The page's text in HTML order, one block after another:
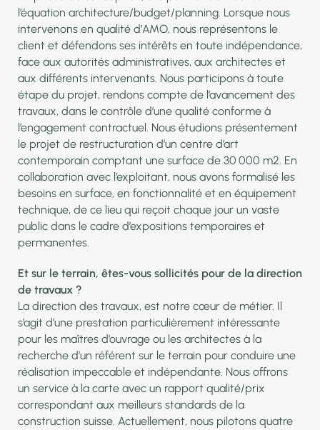
l’équation architecture/budget/planning. Lorsque nous
intervenons en qualité d’AMO, nous représentons le
client et défendons ses intérêts en toute indépendance,
face aux autorités administratives, aux architectes et
aux différents intervenants. Nous participons à toute
étape du projet, rendons compte de l’avancement des
travaux, dans le contrôle d’une qualité conforme à
l’engagement contractuel. Nous étudions présentement
le projet de restructuration d’un centre d’art
contemporain comptant une surface de 30 000 m2. En
collaboration avec l’exploitant, nous avons formalisé les
besoins en surface, en fonctionnalité et en équipement
technique, de ce lieu qui reçoit chaque jour un vaste
public dans le cadre d’expositions temporaires et
permanentes.
Et sur le terrain, êtes-vous sollicités pour de la direction
de travaux ?
La direction des travaux, est notre cœur de métier. Il
s’agit d’une prestation particulièrement intéressante
pour les maîtres d’ouvrage ou les architectes à la
recherche d’un référent sur le terrain pour conduire une
réalisation impeccable et indépendante. Nous offrons
un service à la carte avec un rapport qualité/prix
correspondant aux meilleurs standards de la
construction suisse. Actuellement, nous pilotons quatre